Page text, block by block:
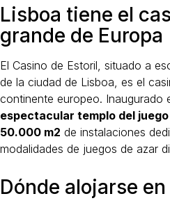
Lisboa tiene el
grande de Europa
El Casino de Estoril, situado a
de la ciudad de Lisboa, es el
continente europeo. Inaugurado
espectacular templo del
50.000 m2 de instalaciones
modalidades de juegos de azar
Dónde alojarse